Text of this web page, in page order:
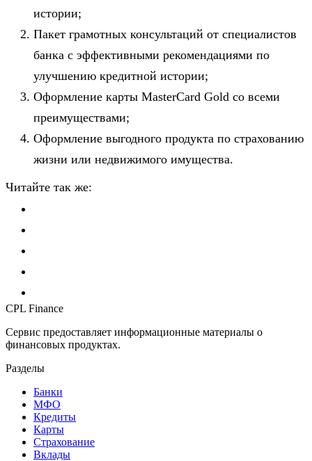
истории;
Пакет грамотных консультаций от специалистов
банка с эффективными рекомендациями по
улучшению кредитной истории;
Оформление карты MasterCard Gold со всеми
преимуществами;
Оформление выгодного продукта по страхованию
жизни или недвижимого имущества.
Читайте так же:
CPL Finance
Сервис предоставляет информационные материалы о
финансовых продуктах.
Разделы
Банки
МФО
Кредиты
Карты
Страхование
Вклады